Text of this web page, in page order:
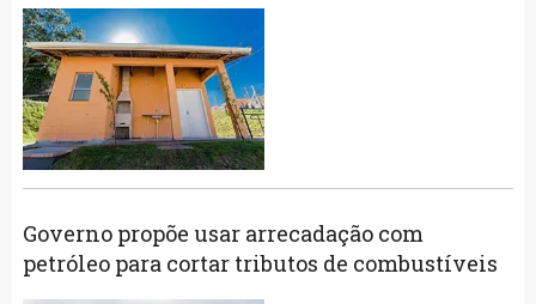
Governo propõe usar arrecadação com
petróleo para cortar tributos de combustíveis